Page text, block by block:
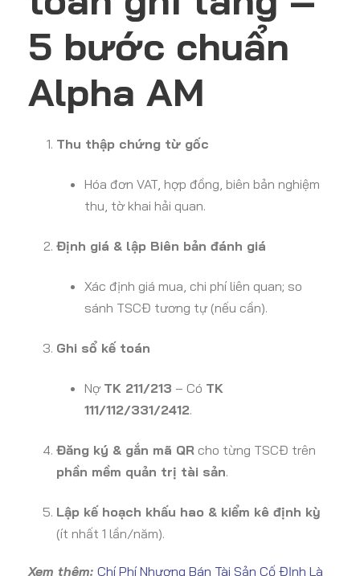
5 bước chuẩn
Alpha AM
Thu thập chứng từ gốc
Hóa đơn VAT, hợp đồng, biên bản nghiệm
thu, tờ khai hải quan.
Định giá & lập Biên bản đánh giá
Xác định giá mua, chi phí liên quan; so
sánh TSCĐ tương tự (nếu cần).
Ghi sổ kế toán
Nợ TK 211/213 – Có TK
111/112/331/2412.
Đăng ký & gắn mã QR cho từng TSCĐ trên
phần mềm quản trị tài sản.
Lập kế hoạch khấu hao & kiểm kê định kỳ
(ít nhất 1 lần/năm).
Xem thêm: Chí Phí Nhượng Bán Tài Sản Cố ĐỊnh Là